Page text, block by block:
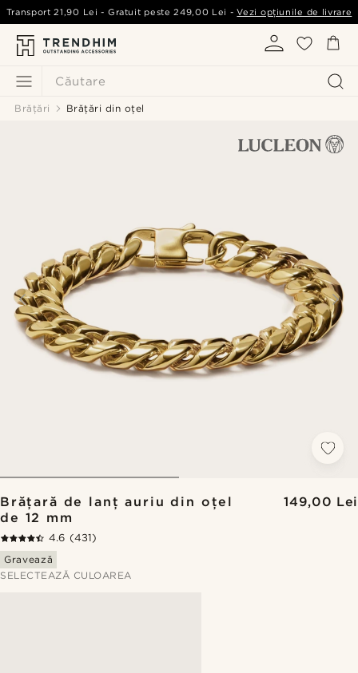
Căutare
Transport 21,90 Lei - Gratuit peste249,00 Lei -Vezi opțiunile de livrare
Brățări Brățări din oțel
Brățară de lanț auriu din oțel
de 12 mm
149,00 Lei
4.6 (431)
Gravează
SELECTEAZĂ CULOAREA